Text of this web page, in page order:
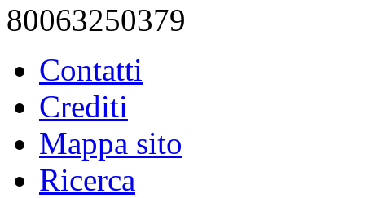
80063250379
Contatti
Crediti
Mappa sito
Ricerca